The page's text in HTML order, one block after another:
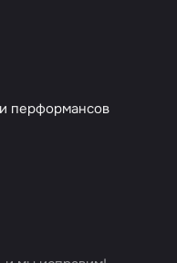
перформансов